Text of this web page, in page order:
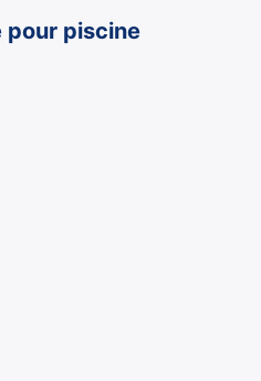
pour piscine